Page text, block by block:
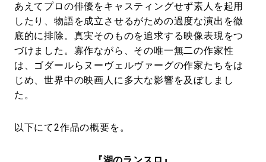
あえてプロの俳優をキャスティングせず素人を起用
したり、物語を成立させるがための過度な演出を徹
底的に排除。真実そのものを追求する映像表現をつ
づけました。寡作ながら、その唯一無二の作家性
は、ゴダールらヌーヴェルヴァーグの作家たちをは
じめ、世界中の映画人に多大な影響を及ぼしまし
た。
以下にて2作品の概要を。